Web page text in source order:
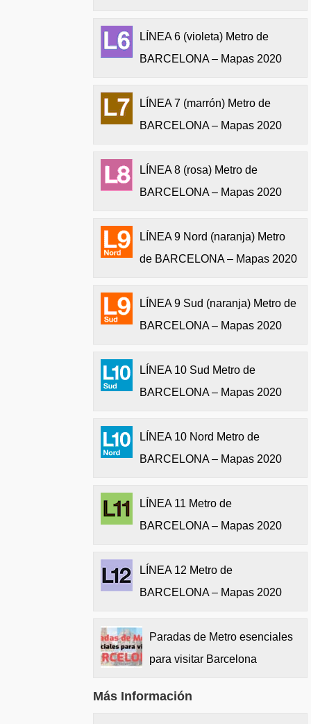
LÍNEA 6 (violeta) Metro de
BARCELONA – Mapas 2020
LÍNEA 7 (marrón) Metro de
BARCELONA – Mapas 2020
LÍNEA 8 (rosa) Metro de
BARCELONA – Mapas 2020
LÍNEA 9 Nord (naranja) Metro
de BARCELONA – Mapas 2020
LÍNEA 9 Sud (naranja) Metro de
BARCELONA – Mapas 2020
LÍNEA 10 Sud Metro de
BARCELONA – Mapas 2020
LÍNEA 10 Nord Metro de
BARCELONA – Mapas 2020
LÍNEA 11 Metro de
BARCELONA – Mapas 2020
LÍNEA 12 Metro de
BARCELONA – Mapas 2020
Paradas de Metro esenciales
para visitar Barcelona
Más Información